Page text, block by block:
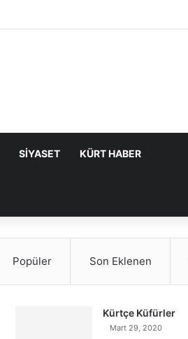
SIYASET KÜRT HABER
Popüler Son Eklenen
Kürtçe Küfürler
Mart 29, 2020